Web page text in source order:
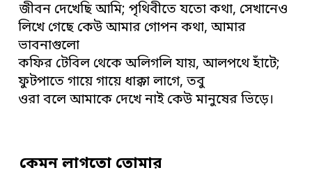
জীবন দেখেছি আমি; পৃথিবীতে যতো কথা, সেখানেও
লিখে গেছে কেউ আমার গোপন কথা, আমার
ভাবনাগুলো
কফির টেবিল থেকে অলিগলি যায়, আলপথে হাঁটে;
ফুটপাতে গায়ে গায়ে ধাক্কা লাগে, তবু
ওরা বলে আমাকে দেখে নাই কেউ মানুষের ভিড়ে।
কেমন লাগতো তোমার